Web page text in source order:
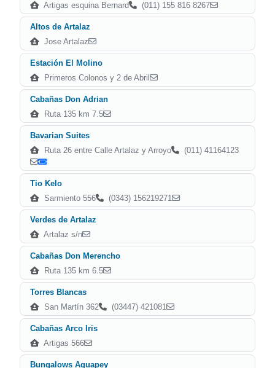
Artigas esquina Bernard
(011) 155 816 8267
Altos de Artalaz
Jose Artalaz
Estación El Molino
Primeros Colonos y 2 de Abril
Cabañas Don Adrian
Ruta 135 km 7.5
Bavarian Suites
Ruta 26 entre Calle Artalaz y Arroyo
(011) 41164123
Tio Kelo
Sarmiento 556
(0343) 156219271
Verdes de Artalaz
Artalaz s/n
Cabañas Don Merencho
Ruta 135 km 6.5
Torres Blancas
San Martín 362
(03447) 421081
Cabañas Arco Iris
Artigas 566
Bungalows Aguapey